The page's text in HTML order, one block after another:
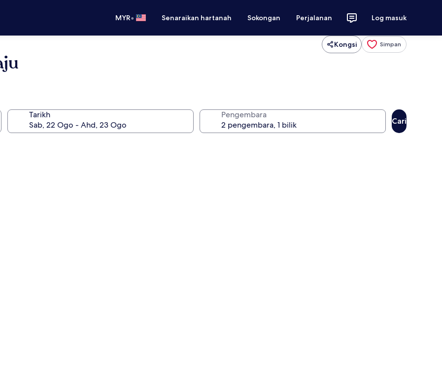
MYR• Senaraikan hartanah Sokongan Perjalanan Log masuk
Kongsi Simpan
Tarikh Pengembara
Cari